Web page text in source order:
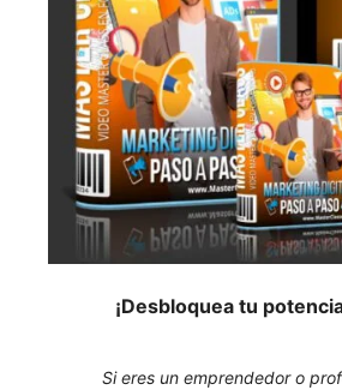
¡Desbloquea tu
Si eres un emprendedor o